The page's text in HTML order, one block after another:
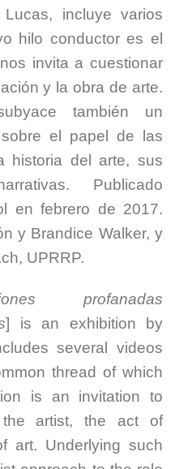
incluye varios
hilo conductor es el
invita a cuestionar
y la obra de arte.
también un
sobre el papel de las
historia del arte, sus
Publicado
en febrero de 2017.
y Brandice Walker, y
UPRRP.
profanadas
] is an exhibition by
several videos
thread of which
is an invitation to
artist, the act of
art. Underlying such